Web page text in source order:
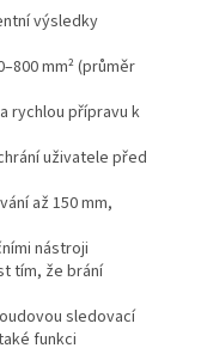
výsledky
mm² (průměr
rychlou přípravu k
uživatele před
až 150 mm,
nástroji
tím, že brání
sledovací
funkci